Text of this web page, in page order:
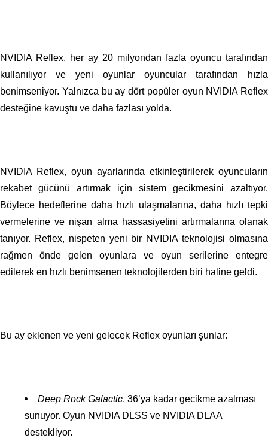
NVIDIA Reflex, her ay 20 milyondan fazla oyuncu tarafından
kullanılıyor ve yeni oyunlar oyuncular tarafından hızla
benimseniyor. Yalnızca bu ay dört popüler oyun NVIDIA Reflex
desteğine kavuştu ve daha fazlası yolda.
NVIDIA Reflex, oyun ayarlarında etkinleştirilerek oyuncuların
rekabet gücünü artırmak için sistem gecikmesini azaltıyor.
Böylece hedeflerine daha hızlı ulaşmalarına, daha hızlı tepki
vermelerine ve nişan alma hassasiyetini artırmalarına olanak
tanıyor. Reflex, nispeten yeni bir NVIDIA teknolojisi olmasına
rağmen önde gelen oyunlara ve oyun serilerine entegre
edilerek en hızlı benimsenen teknolojilerden biri haline geldi.
Bu ay eklenen ve yeni gelecek Reflex oyunları şunlar:
Deep Rock Galactic, 36’ya kadar gecikme azalması
sunuyor. Oyun NVIDIA DLSS ve NVIDIA DLAA
destekliyor.